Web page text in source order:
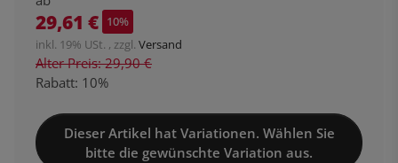
29,61 € 10%
inkl. 19% USt. , zzgl. Versand
Alter Preis: 29,90 €
Rabatt: 10%
Dieser Artikel hat Variationen. Wählen Sie
bitte die gewünschte Variation aus.